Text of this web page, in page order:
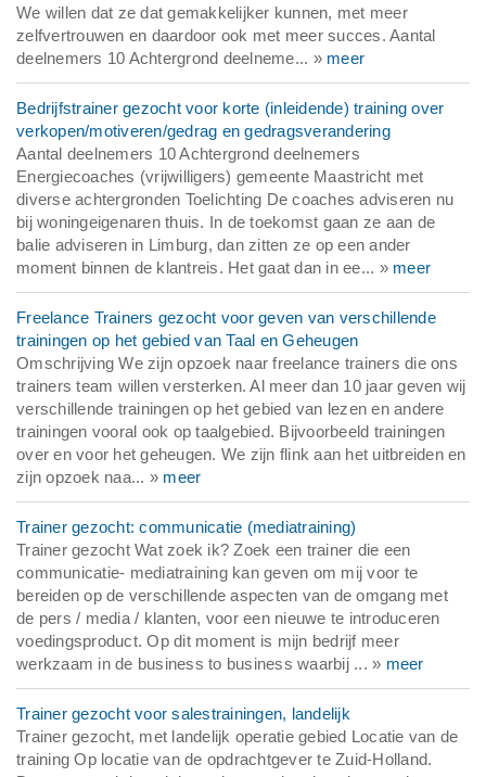
We willen dat ze dat gemakkelijker kunnen, met meer
zelfvertrouwen en daardoor ook met meer succes. Aantal
deelnemers 10 Achtergrond deelneme... » meer
Bedrijfstrainer gezocht voor korte (inleidende) training over
verkopen/motiveren/gedrag en gedragsverandering
Aantal deelnemers 10 Achtergrond deelnemers
Energiecoaches (vrijwilligers) gemeente Maastricht met
diverse achtergronden Toelichting De coaches adviseren nu
bij woningeigenaren thuis. In de toekomst gaan ze aan de
balie adviseren in Limburg, dan zitten ze op een ander
moment binnen de klantreis. Het gaat dan in ee... » meer
Freelance Trainers gezocht voor geven van verschillende
trainingen op het gebied van Taal en Geheugen
Omschrijving We zijn opzoek naar freelance trainers die ons
trainers team willen versterken. Al meer dan 10 jaar geven wij
verschillende trainingen op het gebied van lezen en andere
trainingen vooral ook op taalgebied. Bijvoorbeeld trainingen
over en voor het geheugen. We zijn flink aan het uitbreiden en
zijn opzoek naa... » meer
Trainer gezocht: communicatie (mediatraining)
Trainer gezocht Wat zoek ik? Zoek een trainer die een
communicatie- mediatraining kan geven om mij voor te
bereiden op de verschillende aspecten van de omgang met
de pers / media / klanten, voor een nieuwe te introduceren
voedingsproduct. Op dit moment is mijn bedrijf meer
werkzaam in de business to business waarbij ... » meer
Trainer gezocht voor salestrainingen, landelijk
Trainer gezocht, met landelijk operatie gebied Locatie van de
training Op locatie van de opdrachtgever te Zuid-Holland.